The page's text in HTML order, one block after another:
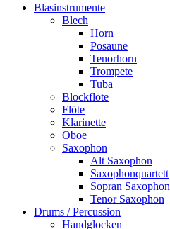
Blasinstrumente
Blech
Horn
Posaune
Tenorhorn
Trompete
Tuba
Blockflöte
Flöte
Klarinette
Oboe
Saxophon
Alt Saxophon
Saxophonquartett
Sopran Saxophon
Tenor Saxophon
Drums / Percussion
Handglocken